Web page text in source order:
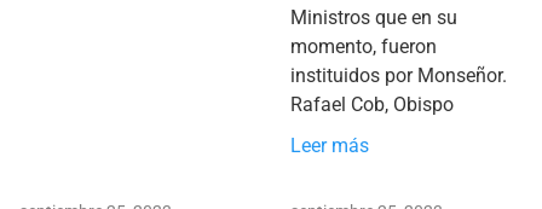
Ministros que en su
momento, fueron
instituidos por Monseñor.
Rafael Cob, Obispo
Leer más